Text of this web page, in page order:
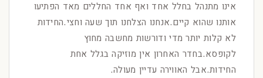
אינו מתנהל בחלל אחד ואף אחד החללים מאד הפתיעו
אותנו שהוא קיים.אנחנו הצלחנו תוך שעה וחצי.החידות
לא קלות יותר מדי ודורשות מחשבה מחוץ
לקופסא.בחדר האחרון אין מוזיקה בגלל אחת
החידות.אבל האווירה עדיין מעולה.